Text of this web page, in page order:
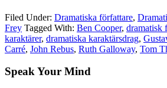
Filed Under: Dramatiska författare,
Frey Tagged With: Ben Cooper, dramatisk
karaktärer, dramatiska karaktärsdrag,
Carré, John Rebus, Ruth Galloway, Tom
Speak Your Mind